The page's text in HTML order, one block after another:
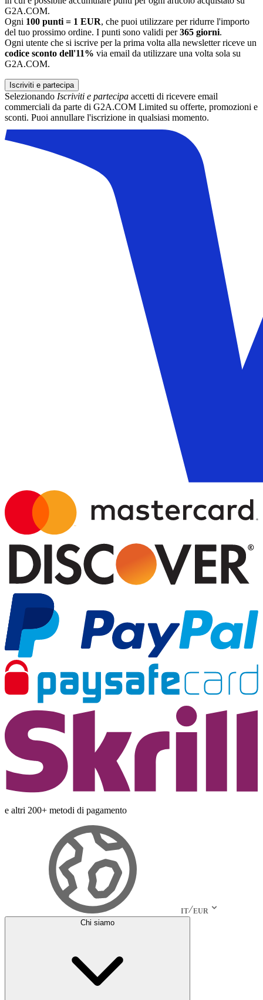
G2A.COM.
Ogni 100 punti = 1 EUR, che puoi utilizzare per ridurre l'importo
del tuo prossimo ordine. I punti sono validi per365 giorni.
Ogni utente che si iscrive per la prima volta alla newsletter riceve un
codice sconto dell'11% via email da utilizzare una volta sola su
G2A.COM.
Iscriviti e partecipa
Selezionando Iscriviti e partecipa accetti di ricevere email
commerciali da parte di G2A.COM Limited su offerte, promozioni e
sconti. Puoi annullare l'iscrizione in qualsiasi momento.
e altri 200+ metodi di pagamento
IT EUR
Chi siamo